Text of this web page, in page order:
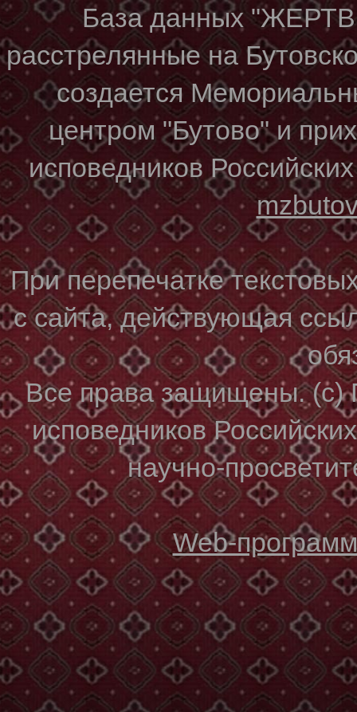
База данных
расстрелянные на
создается
центром "Бутово" и
исповедников
При перепечатке
с сайта, действующая
Все права защищены. (с)
исповедников
научно-
Web-